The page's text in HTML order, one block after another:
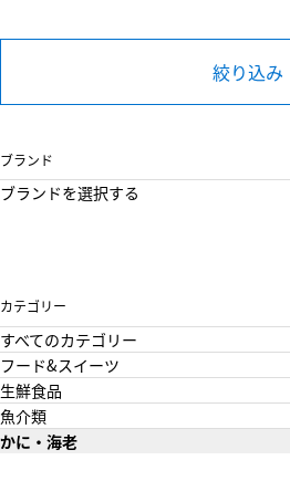
絞り込み
ブランド
ブランドを選択する
カテゴリー
すべてのカテゴリー
フード&スイーツ
生鮮食品
魚介類
かに・海老